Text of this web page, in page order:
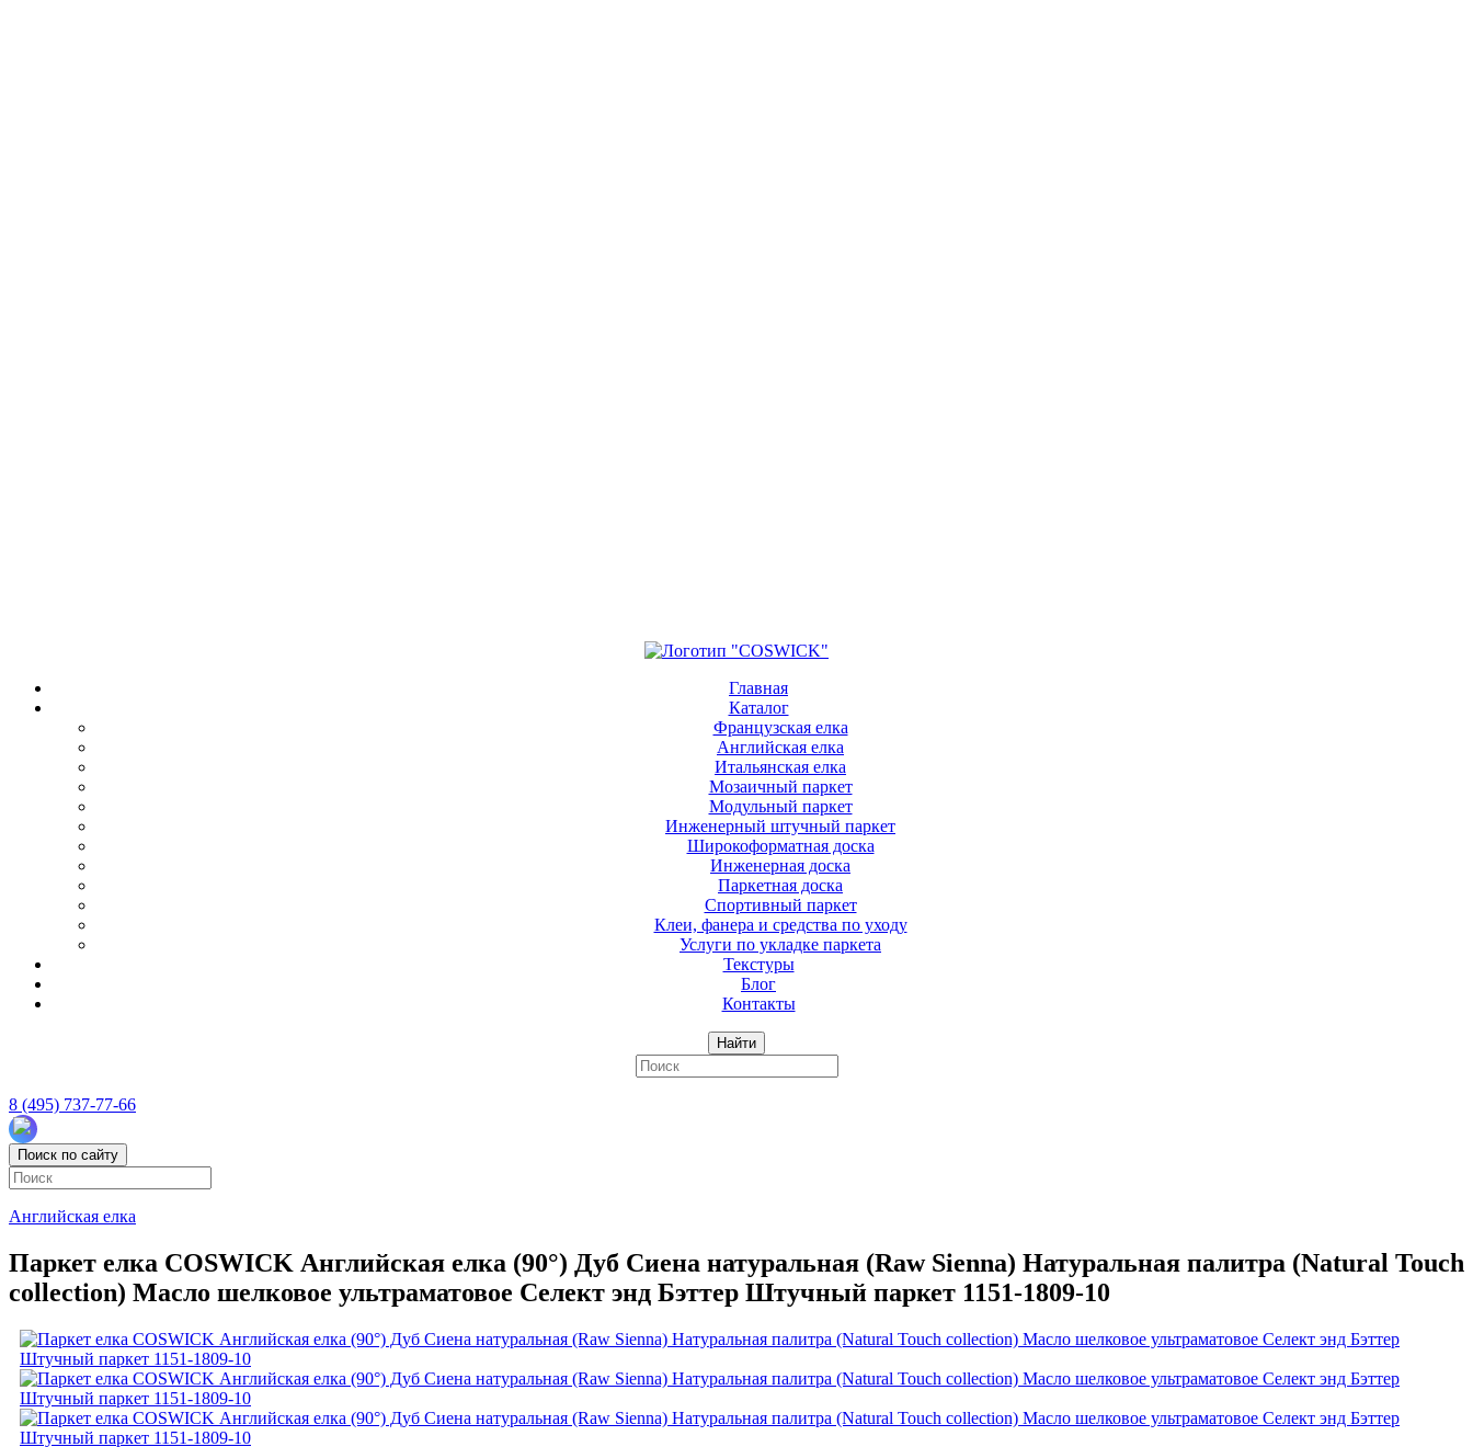
Главная
Каталог
Французская елка
Английская елка
Итальянская елка
Мозаичный паркет
Модульный паркет
Инженерный штучный паркет
Широкоформатная доска
Инженерная доска
Паркетная доска
Спортивный паркет
Клеи, фанера и средства по уходу
Услуги по укладке паркета
Текстуры
Блог
Контакты
Найти
8 (495) 737-77-66
Поиск по сайту
Английская елка
Паркет елка COSWICK Английская елка (90°) Дуб Сиена натуральная (Raw Sienna) Натуральная палитра (Natural Touch
collection) Масло шелковое ультраматовое Селект энд Бэттер Штучный паркет 1151-1809-10